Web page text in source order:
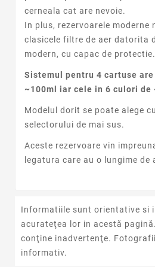
cerneala cat are nevoie.
In plus, rezervoarele moderne
clasicele filtre de aer datorita
modern, cu capac de protectie.
Sistemul pentru 4 cartuse
~100ml iar cele in 6 culori de
Modelul dorit se poate alege
selectorului de mai sus.
Aceste rezervoare vin
legatura care au o lungime de
Informatiile sunt orientative si
acurateţea lor in acestă
conţine inadvertenţe.
informativ.